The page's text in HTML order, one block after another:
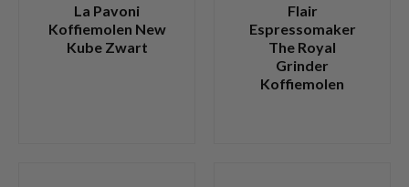
La Pavoni
Koffiemolen New
Kube Zwart
Flair
Espressomaker
The Royal
Grinder
Koffiemolen